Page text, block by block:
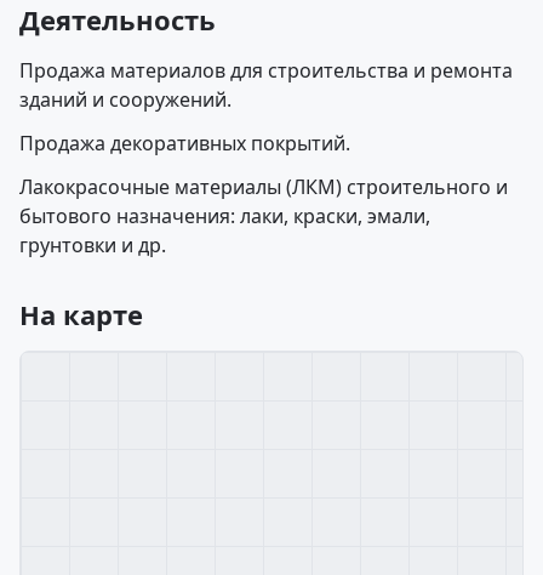
Деятельность
Продажа материалов для строительства и ремонта
зданий и сооружений.
Продажа декоративных покрытий.
Лакокрасочные материалы (ЛКМ) строительного и
бытового назначения: лаки, краски, эмали,
грунтовки и др.
На карте